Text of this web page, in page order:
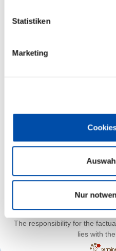
Statistiken
Marketing
Nur
-
The responsibility for the
lies with